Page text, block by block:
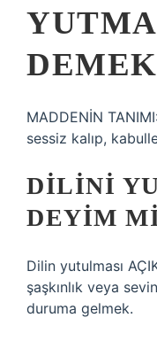
MADDENİN
sessiz kalıp,
DILINI
DEYIM
Dilin yutulması
şaşkınlık veya
duruma gelmek.